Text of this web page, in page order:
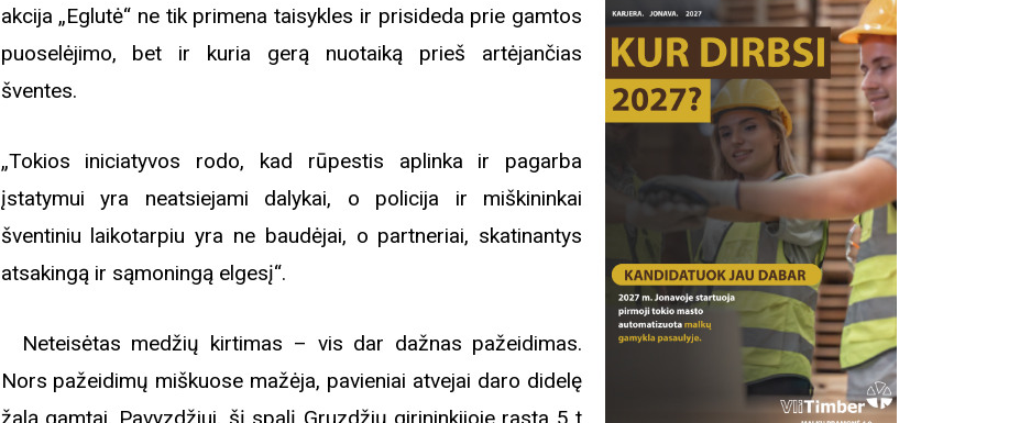
Biblioteka kviečia į renginius
akcija „Eglutė“ ne tik primena taisykles ir prisideda prie gamtos
puoselėjimo, bet ir kuria gerą nuotaiką prieš artėjančias
šventes.
„Tokios iniciatyvos rodo, kad rūpestis aplinka ir pagarba
įstatymui yra neatsiejami dalykai, o policija ir miškininkai
šventiniu laikotarpiu yra ne baudėjai, o partneriai, skatinantys
atsakingą ir sąmoningą elgesį“.
Neteisėtas medžių kirtimas – vis dar dažnas pažeidimas.
Nors pažeidimų miškuose mažėja, pavieniai atvejai daro didelę
žalą gamtai. Pavyzdžiui, šį spalį Gruzdžių girininkijoje rasta 5 t